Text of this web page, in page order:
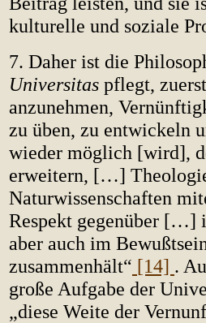
kulturelle und soziale
7. Daher ist die
Universitas pflegt,
anzunehmen,
zu üben, zu entwickeln
wieder möglich [wird],
erweitern, […]
Naturwissenschaften
Respekt gegenüber […]
aber auch im
zusammenhält“ [14] .
große Aufgabe der
„diese Weite der